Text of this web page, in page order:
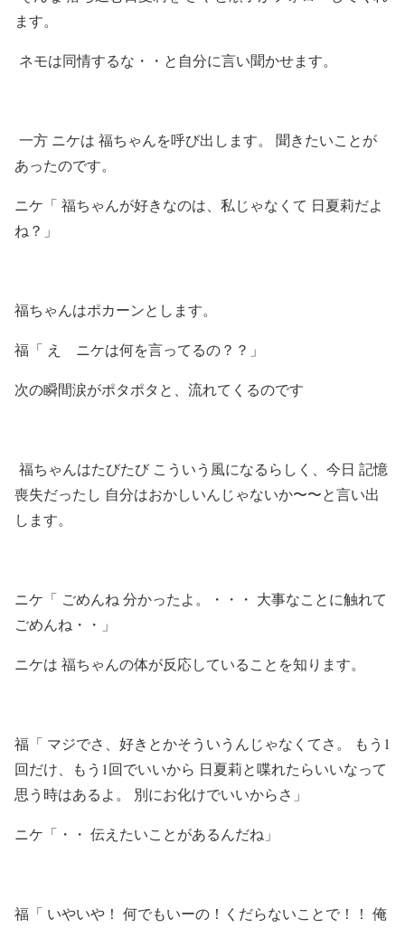
ます。
ネモは同情するな・・と自分に言い聞かせます。
一方 ニケは 福ちゃんを呼び出します。 聞きたいことが
あったのです。
ニケ「 福ちゃんが好きなのは、私じゃなくて 日夏莉だよ
ね？」
福ちゃんはポカーンとします。
福「 え ニケは何を言ってるの？？」
次の瞬間涙がポタポタと、流れてくるのです
福ちゃんはたびたび こういう風になるらしく、今日 記憶
喪失だったし 自分はおかしいんじゃないか〜〜と言い出
します。
ニケ「 ごめんね 分かったよ。・・・ 大事なことに触れて
ごめんね・・」
ニケは 福ちゃんの体が反応していることを知ります。
福「 マジでさ、好きとかそういうんじゃなくてさ。 もう1
回だけ、もう1回でいいから 日夏莉と喋れたらいいなって
思う時はあるよ。 別にお化けでいいからさ」
ニケ「・・ 伝えたいことがあるんだね」
福「 いやいや！ 何でもいーの！くだらないことで！！ 俺